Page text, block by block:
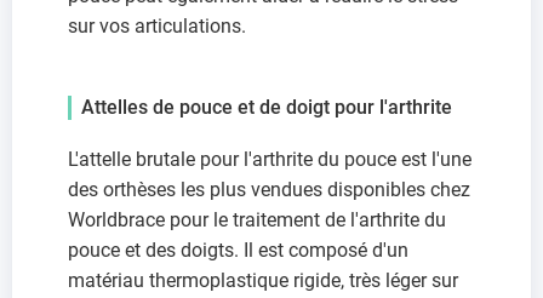
sur vos articulations.
Attelles de pouce et de doigt pour l'arthrite
L'attelle brutale pour l'arthrite du pouce est l'une
des orthèses les plus vendues disponibles chez
Worldbrace pour le traitement de l'arthrite du
pouce et des doigts. Il est composé d'un
matériau thermoplastique rigide, très léger sur